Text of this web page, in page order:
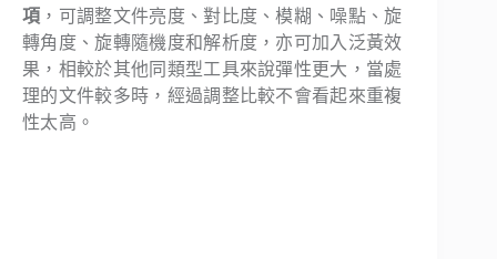
項 ，可調整文件亮度、對比度、模糊、噪點、旋
轉角度、旋轉隨機度和解析度，亦可加入泛黃效
果，相較於其他同類型工具來說彈性更大，當處
理的文件較多時，經過調整比較不會看起來重複
性太高。